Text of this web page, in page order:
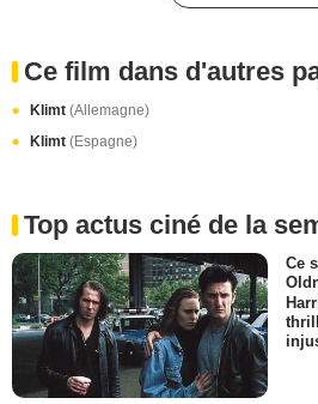
Ce film dans d'autres
Klimt (Allemagne)
Klimt (Espagne)
Top actus ciné de la
Ce